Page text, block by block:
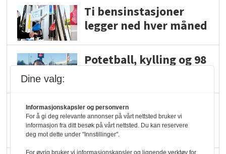
Ti bensinstasjoner
legger ned hver måned
Potetball, kylling og 98
KBS-bransjen i
endring: Stadig større
serveringstilbud
Dine valg:
Informasjonskapsler og personvern
For å gi deg relevante annonser på vårt nettsted bruker vi
informasjon fra ditt besøk på vårt nettsted. Du kan reservere
deg mot dette under "Innstillinger".
For øvrig bruker vi informasjonskapsler og lignende verktøy for